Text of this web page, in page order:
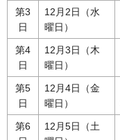
第3
日
12月2日（水
曜日）
第4
日
12月3日（木
曜日）
第5
日
12月4日（金
曜日）
第6
12月5日（土